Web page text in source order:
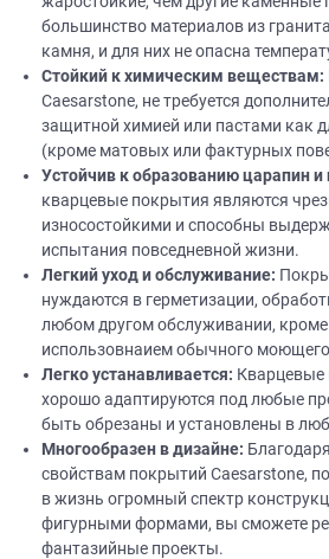
большинство материалов из
камня, и для них не опасна
Стойкий к химическим веществам:
Caesarstone, не требуется
защитной химией или пастами как
(кроме матовых или фактурных
Устойчив к образованию царапин и
кварцевые покрытия являются
износостойкими и способны
испытания повседневной жизни.
Легкий уход и обслуживание:
нуждаются в герметизации,
любом другом обслуживании, кроме
использовнаием обычного
Легко устанавливается: Кварцевые
хорошо адаптируются под любые
быть обрезаны и установлены в
Многообразен вдизайне:
свойствам покрытий Caesarstone,
в жизнь огромный спектр
фигурными формами, вы сможете
фантазийные проекты.